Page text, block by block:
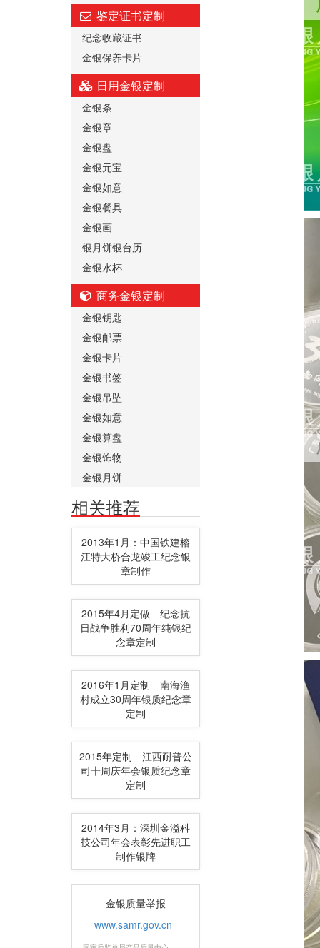
鉴定证书定制
纪念收藏证书
金银保养卡片
日用金银定制
金银条
金银章
金银盘
金银元宝
金银如意
金银餐具
金银画
银月饼银台历
金银水杯
商务金银定制
金银钥匙
金银邮票
金银卡片
金银书签
金银吊坠
金银如意
金银算盘
金银饰物
金银月饼
相关推荐
2013年1月：中国铁建榕
江特大桥合龙竣工纪念银
章制作
2015年4月定做 纪念抗
日战争胜利70周年纯银纪
念章定制
2016年1月定制 南海渔
村成立30周年银质纪念章
定制
2015年定制 江西耐普公
司十周庆年会银质纪念章
定制
2014年3月：深圳金溢科
技公司年会表彰先进职工
制作银牌
金银质量举报
www.samr.gov.cn